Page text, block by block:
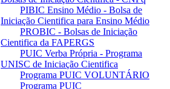
PIBIC Ensino Médio - Bolsa de
Iniciação Cientifica para Ensino Médio
PROBIC - Bolsas de Iniciação
Cientifica da FAPERGS
PUIC Verba Própria - Programa
UNISC de Iniciação Cientifica
Programa PUIC VOLUNTÁRIO
Programa PUIC